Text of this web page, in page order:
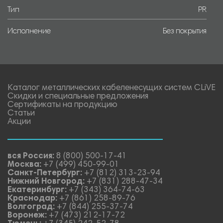
Тип PR
Исполнение Без покрытия
Каталог металлических кабеленесущих систем CLiVE
Скидки и специальные предложения
Сертификаты на продукцию
Статьи
Акции
вся Россия: 8 (800) 500-17-41
Москва: +7 (499) 450-99-01
Санкт-Петербург: +7 (812) 313-23-94
Нижний Новгород: +7 (831) 288-47-34
Екатеринбург: +7 (343) 364-74-63
Краснодар: +7 (861) 258-89-76
Волгоград: +7 (844) 255-37-74
Воронеж: +7 (473) 212-17-72